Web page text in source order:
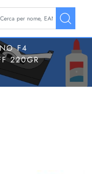
La modifica di un filtro
F4
220GR